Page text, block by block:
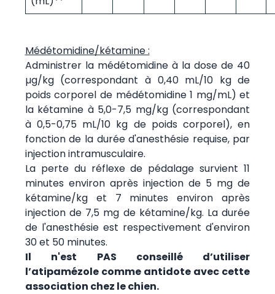
Médétomidine/kétamine :
Administrer la médétomidine à la dose de 40
µg/kg (correspondant à 0,40 mL/10 kg de
poids corporel de médétomidine 1 mg/mL) et
la kétamine à 5,0-7,5 mg/kg (correspondant
à 0,5-0,75 mL/10 kg de poids corporel), en
fonction de la durée d'anesthésie requise, par
injection intramusculaire.
La perte du réflexe de pédalage survient 11
minutes environ après injection de 5 mg de
kétamine/kg et 7 minutes environ après
injection de 7,5 mg de kétamine/kg. La durée
de l'anesthésie est respectivement d'environ
30 et 50 minutes.
Il n'est PAS conseillé d’utiliser
l’atipamézole comme antidote avec cette
association chez le chien.